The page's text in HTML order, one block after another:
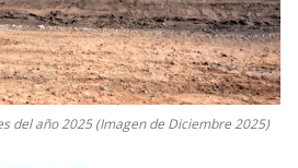
del año 2025 (Imagen de Diciembre 2025)